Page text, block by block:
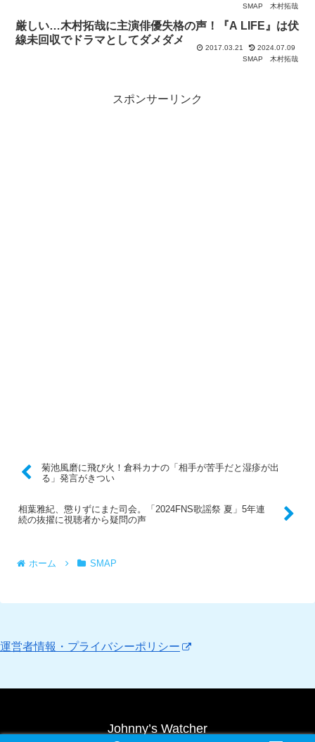
SMAP
木村拓哉
厳しい…木村拓哉に主演俳優失格の声！『A LIFE』は伏
線未回収でドラマとしてダメダメ
2017.03.21
2024.07.09
SMAP
木村拓哉
スポンサーリンク
菊池風磨に飛び火！倉科カナの「相手が苦手だと湿疹が出
る」発言がきつい
相葉雅紀、懲りずにまた司会。「2024FNS歌謡祭 夏」5年連
続の抜擢に視聴者から疑問の声
ホーム SMAP
運営者情報・プライバシーポリシー
Johnny’s Watcher